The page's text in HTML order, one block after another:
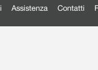
Assistenza Contatti